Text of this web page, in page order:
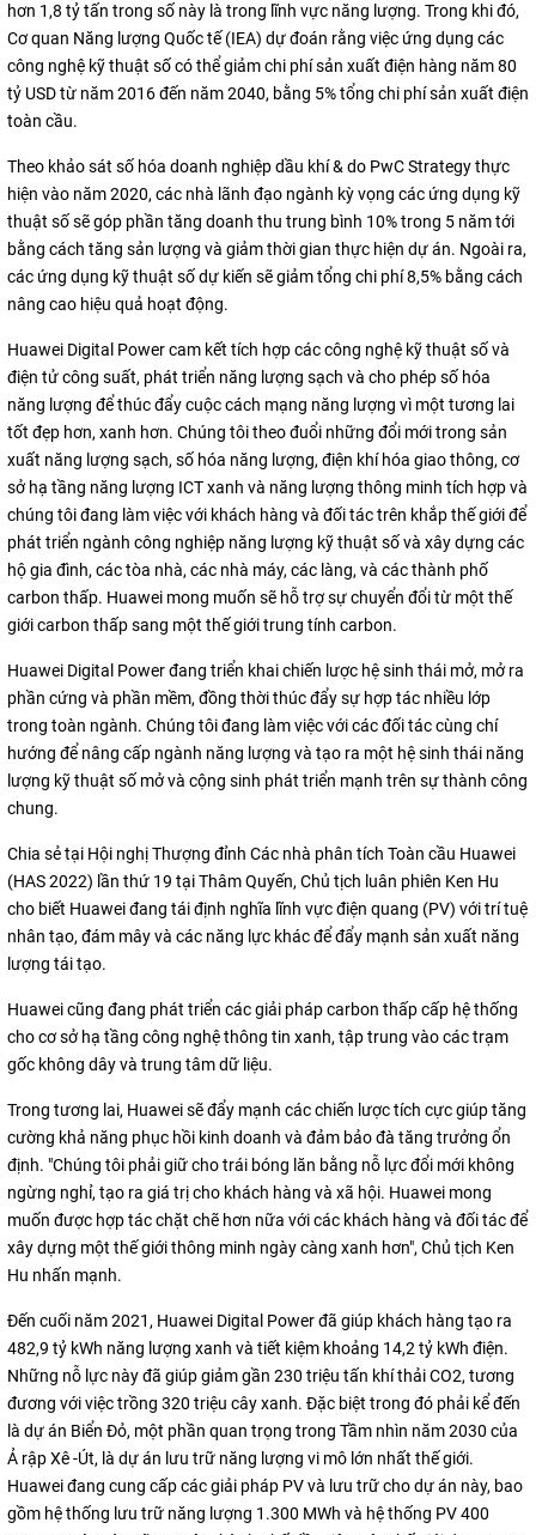
hơn 1,8 tỷ tấn trong số này là trong lĩnh vực năng lượng. Trong khi đó,
Cơ quan Năng lượng Quốc tế (IEA) dự đoán rằng việc ứng dụng các
công nghệ kỹ thuật số có thể giảm chi phí sản xuất điện hàng năm 80
tỷ USD từ năm 2016 đến năm 2040, bằng 5% tổng chi phí sản xuất điện
toàn cầu.
Theo khảo sát số hóa doanh nghiệp dầu khí & do PwC Strategy thực
hiện vào năm 2020, các nhà lãnh đạo ngành kỳ vọng các ứng dụng kỹ
thuật số sẽ góp phần tăng doanh thu trung bình 10% trong 5 năm tới
bằng cách tăng sản lượng và giảm thời gian thực hiện dự án. Ngoài ra,
các ứng dụng kỹ thuật số dự kiến sẽ giảm tổng chi phí 8,5% bằng cách
nâng cao hiệu quả hoạt động.
Huawei Digital Power cam kết tích hợp các công nghệ kỹ thuật số và
điện tử công suất, phát triển năng lượng sạch và cho phép số hóa
năng lượng để thúc đẩy cuộc cách mạng năng lượng vì một tương lai
tốt đẹp hơn, xanh hơn. Chúng tôi theo đuổi những đổi mới trong sản
xuất năng lượng sạch, số hóa năng lượng, điện khí hóa giao thông, cơ
sở hạ tầng năng lượng ICT xanh và năng lượng thông minh tích hợp và
chúng tôi đang làm việc với khách hàng và đối tác trên khắp thế giới để
phát triển ngành công nghiệp năng lượng kỹ thuật số và xây dựng các
hộ gia đình, các tòa nhà, các nhà máy, các làng, và các thành phố
carbon thấp. Huawei mong muốn sẽ hỗ trợ sự chuyển đổi từ một thế
giới carbon thấp sang một thế giới trung tính carbon.
Huawei Digital Power đang triển khai chiến lược hệ sinh thái mở, mở ra
phần cứng và phần mềm, đồng thời thúc đẩy sự hợp tác nhiều lớp
trong toàn ngành. Chúng tôi đang làm việc với các đối tác cùng chí
hướng để nâng cấp ngành năng lượng và tạo ra một hệ sinh thái năng
lượng kỹ thuật số mở và cộng sinh phát triển mạnh trên sự thành công
chung.
Chia sẻ tại Hội nghị Thượng đỉnh Các nhà phân tích Toàn cầu Huawei
(HAS 2022) lần thứ 19 tại Thâm Quyến, Chủ tịch luân phiên Ken Hu
cho biết Huawei đang tái định nghĩa lĩnh vực điện quang (PV) với trí tuệ
nhân tạo, đám mây và các năng lực khác để đẩy mạnh sản xuất năng
lượng tái tạo.
Huawei cũng đang phát triển các giải pháp carbon thấp cấp hệ thống
cho cơ sở hạ tầng công nghệ thông tin xanh, tập trung vào các trạm
gốc không dây và trung tâm dữ liệu.
Trong tương lai, Huawei sẽ đẩy mạnh các chiến lược tích cực giúp tăng
cường khả năng phục hồi kinh doanh và đảm bảo đà tăng trưởng ổn
định. "Chúng tôi phải giữ cho trái bóng lăn bằng nỗ lực đổi mới không
ngừng nghỉ, tạo ra giá trị cho khách hàng và xã hội. Huawei mong
muốn được hợp tác chặt chẽ hơn nữa với các khách hàng và đối tác để
xây dựng một thế giới thông minh ngày càng xanh hơn", Chủ tịch Ken
Hu nhấn mạnh.
Đến cuối năm 2021, Huawei Digital Power đã giúp khách hàng tạo ra
482,9 tỷ kWh năng lượng xanh và tiết kiệm khoảng 14,2 tỷ kWh điện.
Những nỗ lực này đã giúp giảm gần 230 triệu tấn khí thải CO2, tương
đương với việc trồng 320 triệu cây xanh. Đặc biệt trong đó phải kể đến
là dự án Biển Đỏ, một phần quan trọng trong Tầm nhìn năm 2030 của
Ả rập Xê -Út, là dự án lưu trữ năng lượng vi mô lớn nhất thế giới.
Huawei đang cung cấp các giải pháp PV và lưu trữ cho dự án này, bao
gồm hệ thống lưu trữ năng lượng 1.300 MWh và hệ thống PV 400